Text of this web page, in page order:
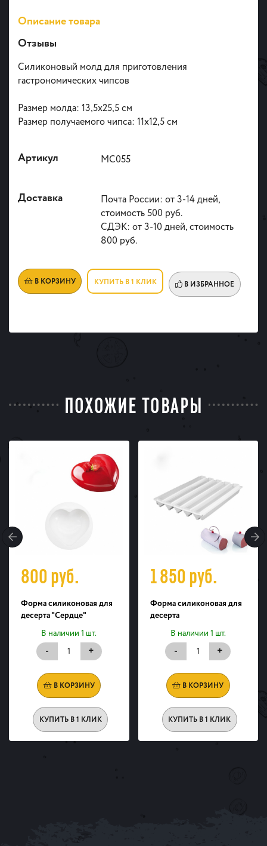
Описание товара
Отзывы
Силиконовый молд для приготовления
гастрономических чипсов
Размер молда: 13,5х25,5 см
Размер получаемого чипса: 11х12,5 см
Артикул МС055
Доставка
Почта России: от 3-14 дней,
стоимость 500 руб.
СДЭК: от 3-10 дней, стоимость
800 руб.
В КОРЗИНУ КУПИТЬ В 1 КЛИК В ИЗБРАННОЕ
ПОХОЖИЕ ТОВАРЫ
800руб.
Форма силиконовая для
десерта "Сердце"
В наличии 1 шт.
- +
В КОРЗИНУ
КУПИТЬ В 1 КЛИК
1 850руб.
Форма силиконовая для
десерта
В наличии 1 шт.
- +
В КОРЗИНУ
КУПИТЬ В 1 КЛИК